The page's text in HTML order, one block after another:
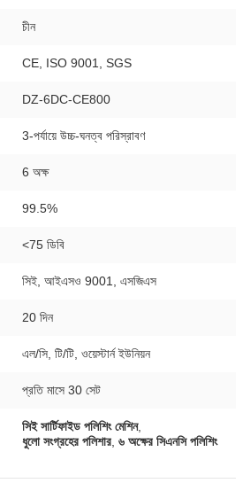
চীন
CE, ISO 9001, SGS
DZ-6DC-CE800
3-পর্যায়ে উচ্চ-ঘনত্ব পরিস্রাবণ
6 অক্ষ
99.5%
<75 ডিবি
সিই, আইএসও 9001, এসজিএস
20 দিন
এল/সি, টি/টি, ওয়েস্টার্ন ইউনিয়ন
প্রতি মাসে 30 সেট
সিই সার্টিফাইড পলিশিং মেশিন,
ধুলো সংগ্রহের পলিশার ,৬ অক্ষের সিএনসি পলিশিং